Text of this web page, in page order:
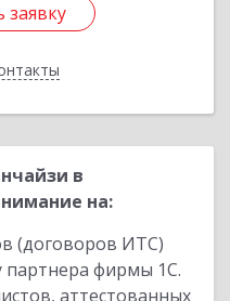
в
на:
(договоров ИТС)
партнера фирмы 1С.
аттестованных